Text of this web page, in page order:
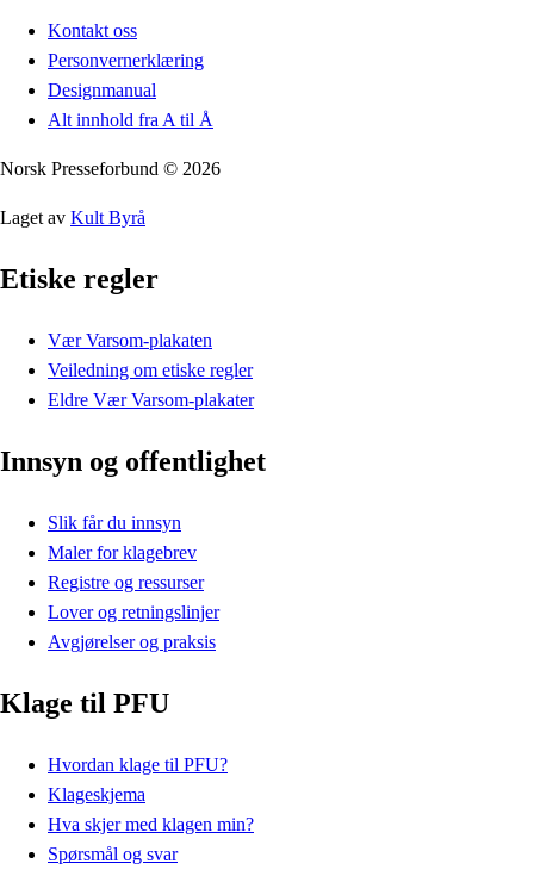
Kontakt oss
Personvernerklæring
Designmanual
Alt innhold fra A til Å
Norsk Presseforbund © 2026
Laget av Kult Byrå
Etiske regler
Vær Varsom-plakaten
Veiledning om etiske regler
Eldre Vær Varsom-plakater
Innsyn og offentlighet
Slik får du innsyn
Maler for klagebrev
Registre og ressurser
Lover og retningslinjer
Avgjørelser og praksis
Klage til PFU
Hvordan klage til PFU?
Klageskjema
Hva skjer med klagen min?
Spørsmål og svar